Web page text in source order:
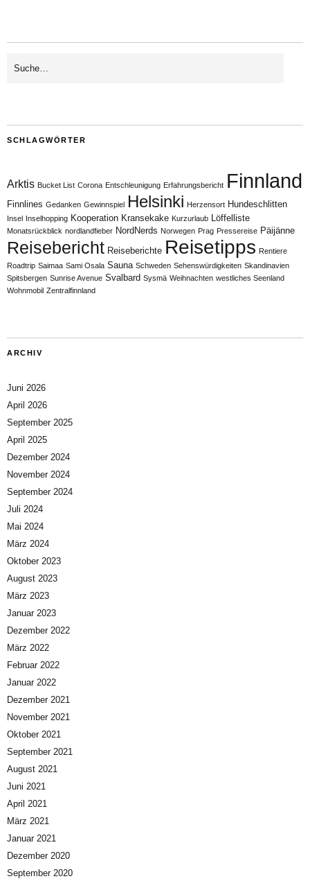
SCHLAGWÖRTER
Arktis Bucket List Corona Entschleunigung Erfahrungsbericht Finnland
Finnlines Gedanken Gewinnspiel Helsinki Herzensort Hundeschlitten
Insel Inselhopping Kooperation Kransekake Kurzurlaub Löffelliste
Monatsrückblick nordlandfieber NordNerds Norwegen Prag Pressereise Päijänne
Reisebericht Reiseberichte Reisetipps Rentiere
Roadtrip Saimaa Sami Osala Sauna Schweden Sehenswürdigkeiten Skandinavien
Spitsbergen Sunrise Avenue Svalbard Sysmä Weihnachten westliches Seenland
Wohnmobil Zentralfinnland
ARCHIV
Juni 2026
April 2026
September 2025
April 2025
Dezember 2024
November 2024
September 2024
Juli 2024
Mai 2024
März 2024
Oktober 2023
August 2023
März 2023
Januar 2023
Dezember 2022
März 2022
Februar 2022
Januar 2022
Dezember 2021
November 2021
Oktober 2021
September 2021
August 2021
Juni 2021
April 2021
März 2021
Januar 2021
Dezember 2020
September 2020